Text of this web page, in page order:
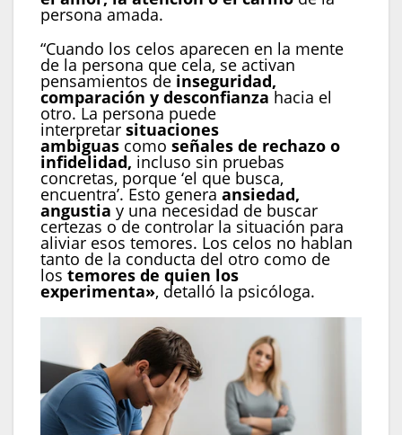
persona amada.
“Cuando los celos aparecen en la mente
de la persona que cela, se activan
pensamientos de inseguridad,
comparación y desconfianza hacia el
otro. La persona puede
interpretar situaciones
ambiguas como señales de rechazo o
infidelidad, incluso sin pruebas
concretas, porque ‘el que busca,
encuentra’. Esto genera ansiedad,
angustia y una necesidad de buscar
certezas o de controlar la situación para
aliviar esos temores. Los celos no hablan
tanto de la conducta del otro como de
los temores de quien los
experimenta», detalló la psicóloga.